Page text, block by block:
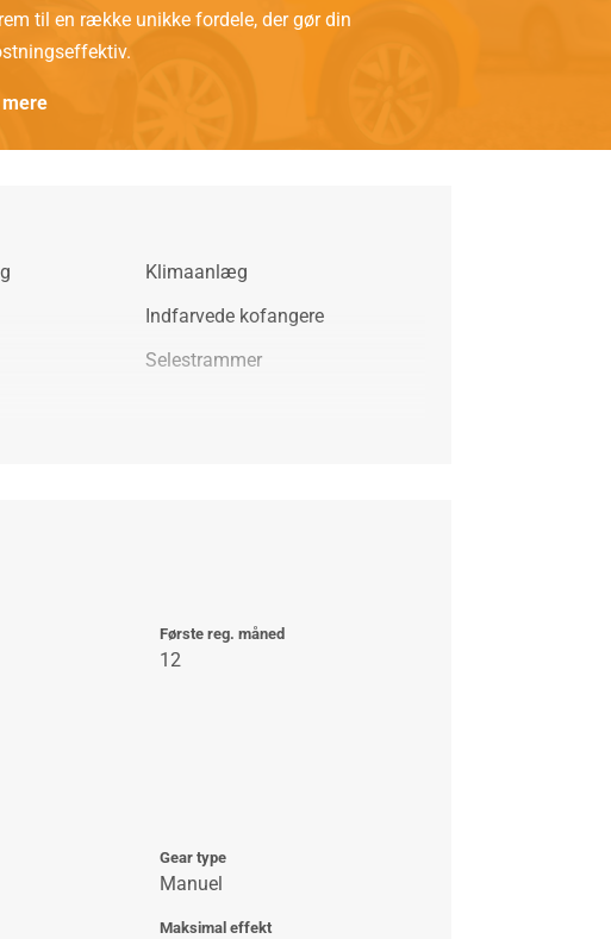
til en række unikke fordele, der gør din
Klimaanlæg
Indfarvede kofangere
Selestrammer
Første reg. måned
12
Gear type
Manuel
Maksimal effekt